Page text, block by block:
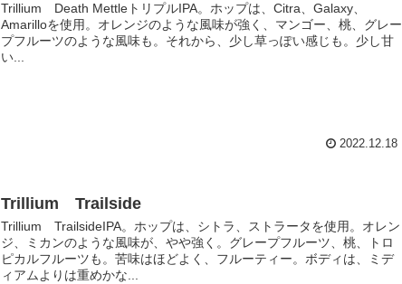
Trillium Death MettleトリプルIPA。ホップは、Citra、Galaxy、
Amarilloを使用。オレンジのような風味が強く、マンゴー、桃、グレー
プフルーツのような風味も。それから、少し草っぽい感じも。少し甘
い...
2022.12.18
Trillium Trailside
Trillium TrailsideIPA。ホップは、シトラ、ストラータを使用。オレン
ジ、ミカンのような風味が、やや強く。グレープフルーツ、桃、トロ
ピカルフルーツも。苦味はほどよく、フルーティー。ボディは、ミデ
ィアムよりは重めかな...